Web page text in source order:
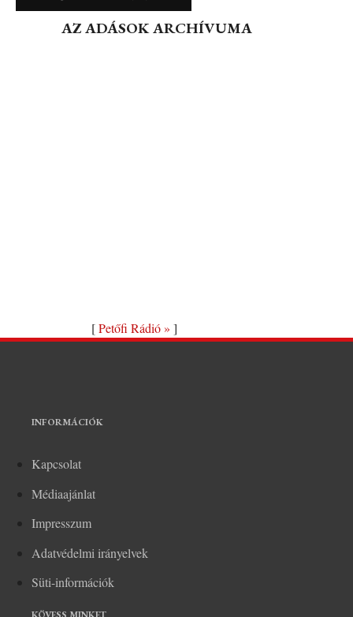
AZ ADÁSOK ARCHÍVUMA
[Petőfi Rádió » ]
INFORMÁCIÓK
Kapcsolat
Médiaajánlat
Impresszum
Adatvédelmi irányelvek
Süti-információk